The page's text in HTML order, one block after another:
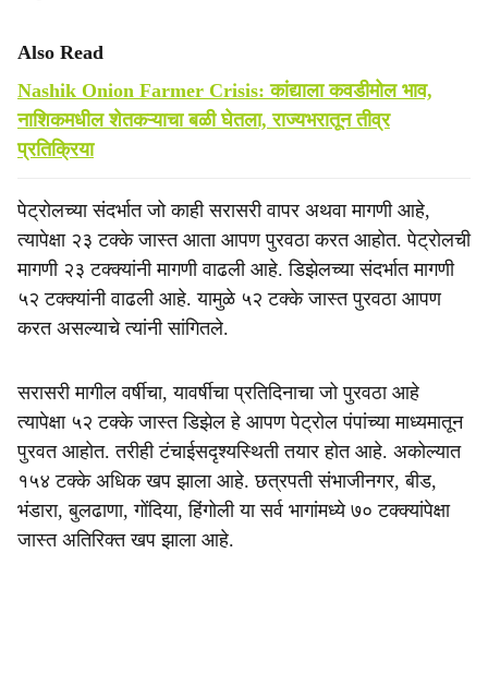
Also Read
Nashik Onion Farmer Crisis: कांद्याला कवडीमोल भाव,
नाशिकमधील शेतकऱ्याचा बळी घेतला, राज्यभरातून तीव्र
प्रतिक्रिया
पेट्रोलच्या संदर्भात जो काही सरासरी वापर अथवा मागणी आहे,
त्यापेक्षा २३ टक्के जास्त आता आपण पुरवठा करत आहोत. पेट्रोलची
मागणी २३ टक्क्यांनी मागणी वाढली आहे. डिझेलच्या संदर्भात मागणी
५२ टक्क्यांनी वाढली आहे. यामुळे ५२ टक्के जास्त पुरवठा आपण
करत असल्याचे त्यांनी सांगितले.
सरासरी मागील वर्षीचा, यावर्षीचा प्रतिदिनाचा जो पुरवठा आहे
त्यापेक्षा ५२ टक्के जास्त डिझेल हे आपण पेट्रोल पंपांच्या माध्यमातून
पुरवत आहोत. तरीही टंचाईसदृश्यस्थिती तयार होत आहे. अकोल्यात
१५४ टक्के अधिक खप झाला आहे. छत्रपती संभाजीनगर, बीड,
भंडारा, बुलढाणा, गोंदिया, हिंगोली या सर्व भागांमध्ये ७० टक्क्यांपेक्षा
जास्त अतिरिक्त खप झाला आहे.